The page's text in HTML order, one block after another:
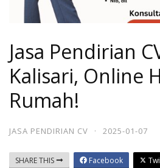
Jasa Pendirian
Kalisari, Online
Rumah!
JASA PENDIRIAN CV · 2025-01-07
SHARE THIS Facebook